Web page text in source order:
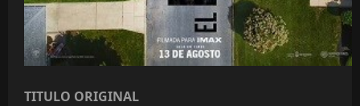
TITULO ORIGINAL